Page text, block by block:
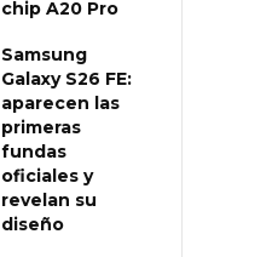
chip A20 Pro
Samsung
Galaxy S26 FE:
aparecen las
primeras
fundas
oficiales y
revelan su
diseño